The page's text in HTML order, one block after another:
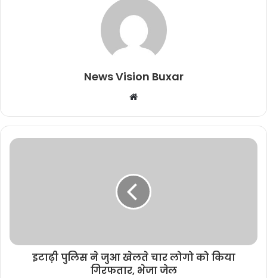
News Vision Buxar
b
s
e
इटाढ़ी पुलिस ने जुआ खेलते चार लोगो को किया
गिरफतार, भेजा जेल